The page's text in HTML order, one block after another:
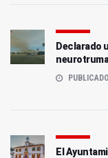
Declarado
El